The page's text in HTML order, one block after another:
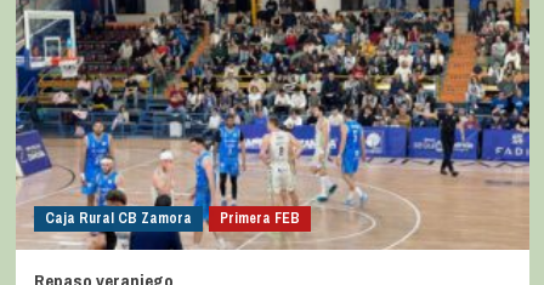
Caja Rural CB Zamora Primera FEB